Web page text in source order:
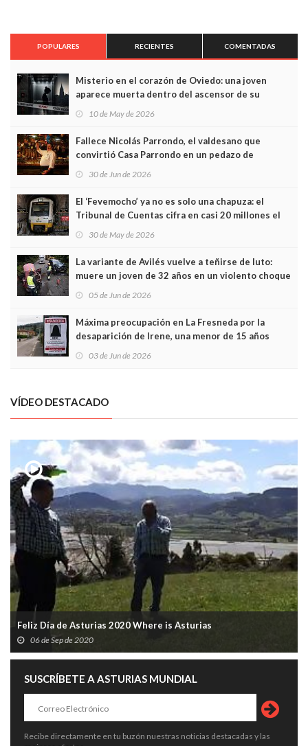
POPULARES RECIENTES COMENTADAS
Misterio en el corazón de Oviedo: una joven
aparece muerta dentro del ascensor de su
edificio y las cámaras captan sus últimos minutos
10 de May de 2026
Fallece Nicolás Parrondo, el valdesano que
convirtió Casa Parrondo en un pedazo de
Asturias en Madrid
30 de Jun de 2026
El ‘Fevemocho’ ya no es solo una chapuza: el
Tribunal de Cuentas cifra en casi 20 millones el
sobrecoste de los trenes que no cabían por los
30 de May de 2026
La variante de Avilés vuelve a teñirse de luto:
muere un joven de 32 años en un violento choque
frontal
05 de Jun de 2026
Máxima preocupación en La Fresneda por la
desaparición de Irene, una menor de 15 años
03 de Jun de 2026
VÍDEO DESTACADO
Feliz Día de Asturias 2020 Where is Asturias
06 de Sep de 2020
SUSCRÍBETE A ASTURIAS MUNDIAL
Recibe directamente en tu buzón nuestras noticias destacadas y las